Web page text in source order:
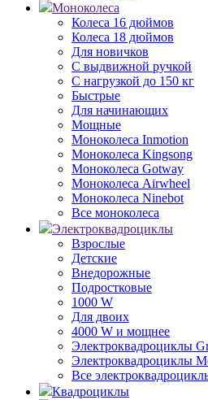
Моноколеса
Колеса 16 дюймов
Колеса 18 дюймов
Для новичков
С выдвижной ручкой
С нагрузкой до 150 кг
Быстрые
Для начинающих
Мощные
Моноколеса Inmotion
Моноколеса Kingsong
Моноколеса Gotway
Моноколеса Airwheel
Моноколеса Ninebot
Все моноколеса
Электроквадроциклы
Взрослые
Детские
Внедорожные
Подростковые
1000 W
Для двоих
4000 W и мощнее
Электроквадроциклы
Электроквадроциклы
Все
Квадроциклы